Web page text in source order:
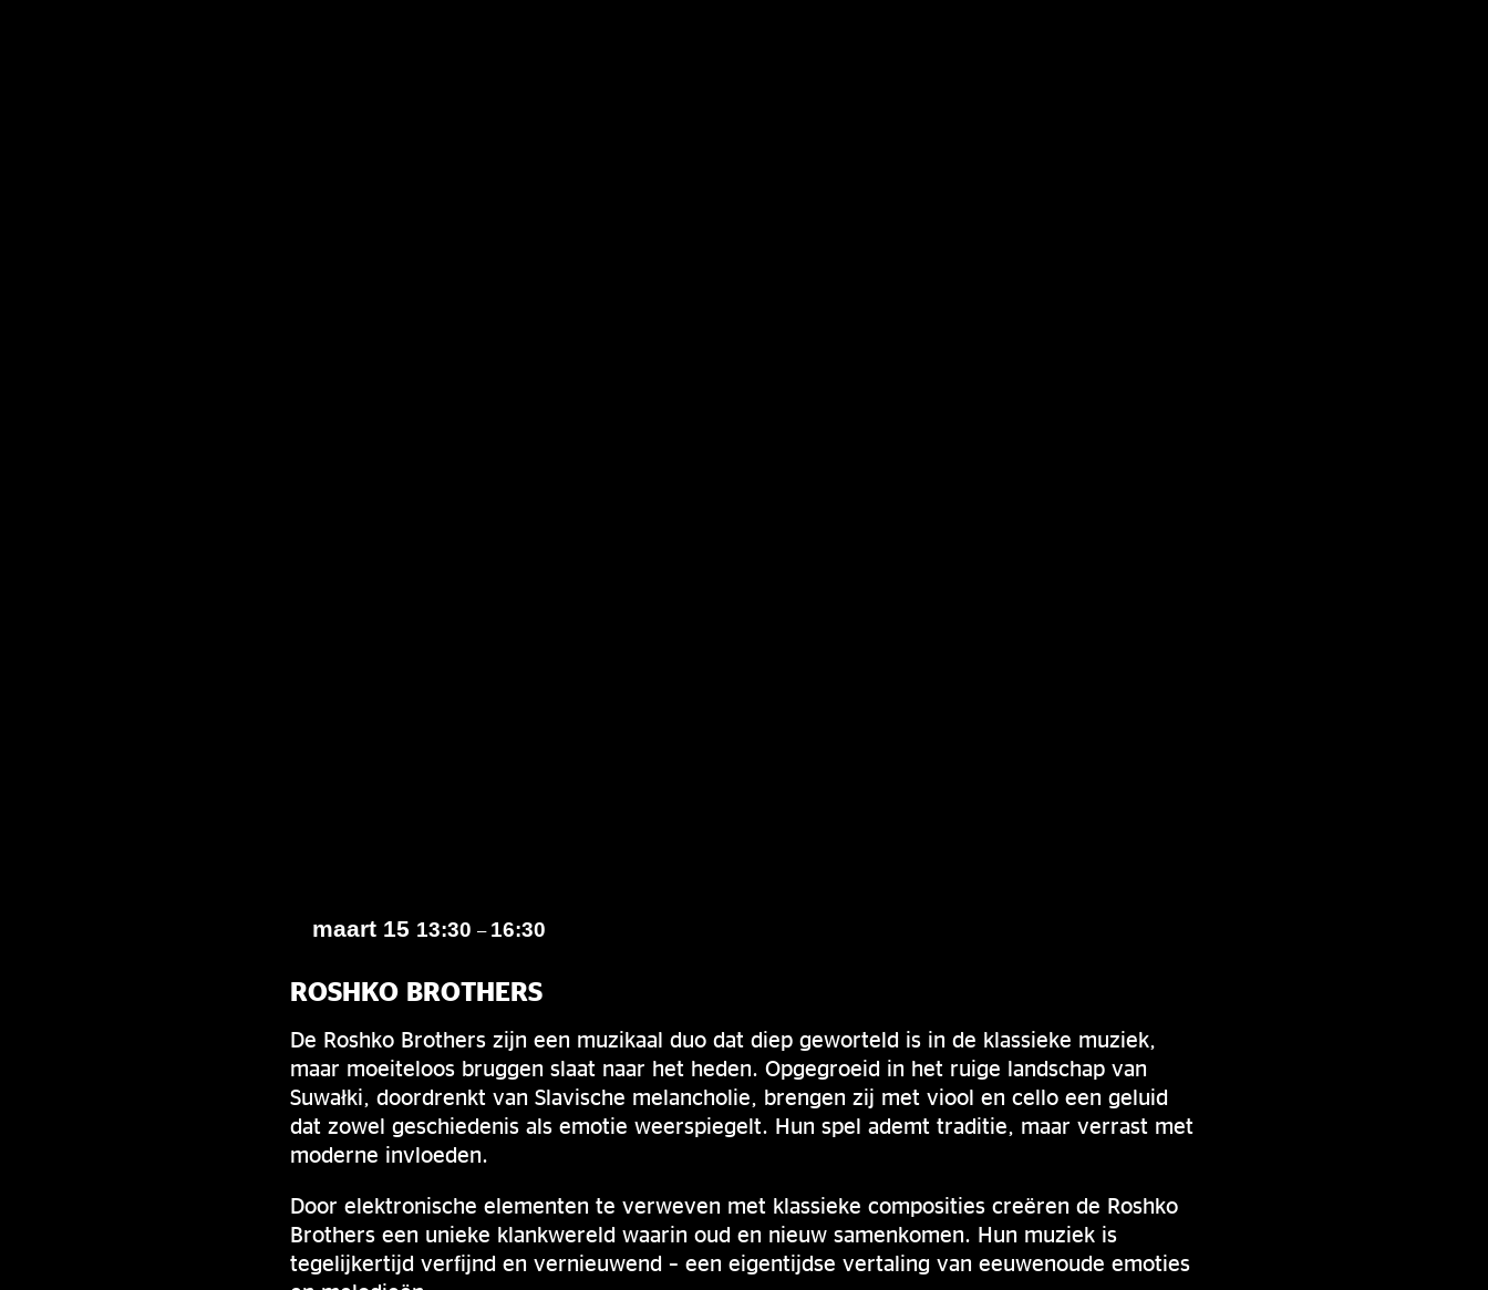
maart 15 13:30 – 16:30
ROSHKO BROTHERS
De Roshko Brothers zijn een muzikaal duo dat diep geworteld is in de klassieke muziek,
maar moeiteloos bruggen slaat naar het heden. Opgegroeid in het ruige landschap van
Suwałki, doordrenkt van Slavische melancholie, brengen zij met viool en cello een geluid
dat zowel geschiedenis als emotie weerspiegelt. Hun spel ademt traditie, maar verrast met
moderne invloeden.
Door elektronische elementen te verweven met klassieke composities creëren de Roshko
Brothers een unieke klankwereld waarin oud en nieuw samenkomen. Hun muziek is
tegelijkertijd verfijnd en vernieuwend – een eigentijdse vertaling van eeuwenoude emoties